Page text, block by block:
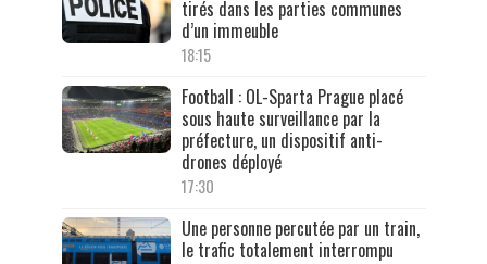
tirés dans les parties communes
d’un immeuble
18:15
Football : OL-Sparta Prague placé
sous haute surveillance par la
préfecture, un dispositif anti-
drones déployé
17:30
Une personne percutée par un train,
le trafic totalement interrompu